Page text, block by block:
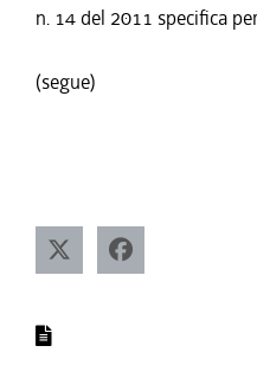
n. 14 del 2011 specifica
(segue)